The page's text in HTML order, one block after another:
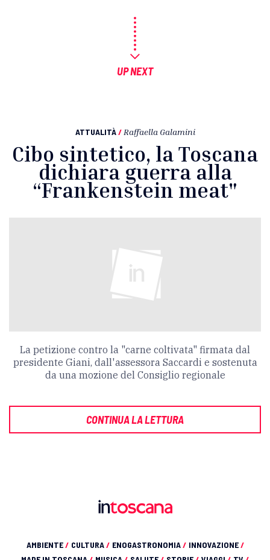
UP NEXT
ATTUALITÀ / Raffaella Galamini
Cibo sintetico, la Toscana
dichiara guerra alla
“Frankenstein meat"
La petizione contro la "carne coltivata" firmata dal
presidente Giani, dall'assessora Saccardi e sostenuta
da una mozione del Consiglio regionale
CONTINUA LA LETTURA
AMBIENTE/ CULTURA/ ENOGASTRONOMIA/ INNOVAZIONE/